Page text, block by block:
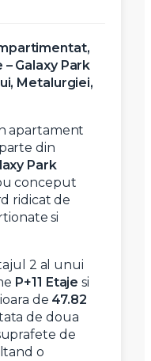
Galaxy Park
Metalurgiei,
apartament
din
Park
conceput
ridicat de
si
2 al unui
P+11 Etaje si
de 47.82
de doua
de
o